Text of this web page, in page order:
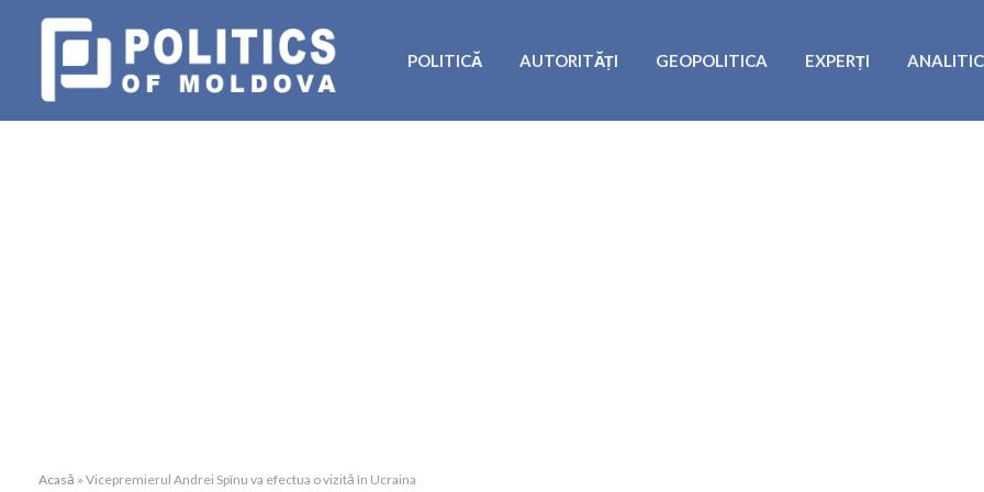
POLITICĂ AUTORITĂȚI GEOPOLITICA EXPERȚI
Acasă » Vicepremierul Andrei Spînu va efectua o vizită în Ucraina